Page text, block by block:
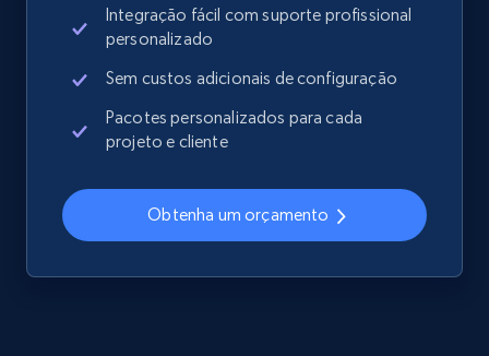
Collecting products by keyword search
price, Currency, Availability, Reviews count, and
Integração fácil com suporte profissional
personalizado
Sem custos adicionais de configuração
Pacotes personalizados para cada
projeto e cliente
Obtenha um orçamento